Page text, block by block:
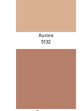
Aurora
5132